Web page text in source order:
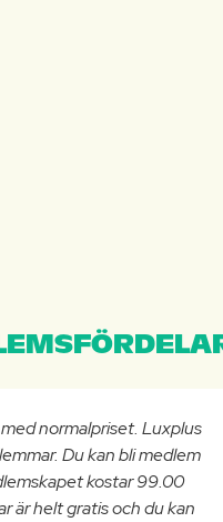
normalpriset. Luxplus
Du kan bli medlem
kostar 99.00
är helt gratis och du kan